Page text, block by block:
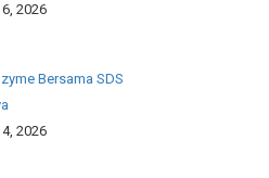
2026
Bersama SDS
2026